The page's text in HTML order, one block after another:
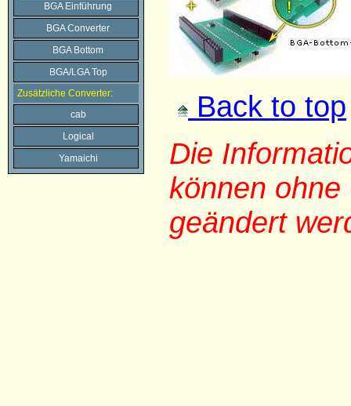
BGA Einführung
BGA Converter
BGA Bottom
BGA/LGA Top
Zusätzliche Converter:
cab
Logical
Yamaichi
Back to top
Die
können
geändert